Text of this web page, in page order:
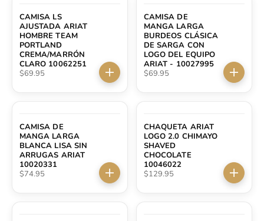
CAMISA LS
AJUSTADA ARIAT
HOMBRE TEAM
PORTLAND
CREMA/MARRÓN
CLARO 10062251
Precio de oferta
$69.95 Elige opciones
CAMISA DE
MANGA LARGA
BURDEOS CLÁSICA
DE SARGA CON
LOGO DEL EQUIPO
ARIAT - 10027995
Precio de oferta
$69.95 Elige
CAMISA DE
MANGA LARGA
BLANCA LISA SIN
ARRUGAS ARIAT
10020331
Precio de oferta
$74.95 Elige opciones
CHAQUETA ARIAT
LOGO 2.0 CHIMAYO
SHAVED
CHOCOLATE
10046022
Precio de oferta
$129.95 Elige